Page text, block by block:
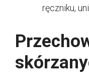
ręczniku,